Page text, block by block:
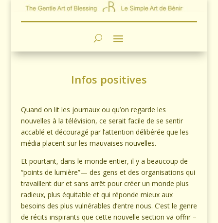
Infos positives
Quand on lit les journaux ou qu’on regarde les
nouvelles à la télévision, ce serait facile de se sentir
accablé et découragé par l’attention délibérée que les
média placent sur les mauvaises nouvelles.
Et pourtant, dans le monde entier, il y a beaucoup de
“points de lumière”— des gens et des organisations qui
travaillent dur et sans arrêt pour créer un monde plus
radieux, plus équitable et qui réponde mieux aux
besoins des plus vulnérables d’entre nous. C’est le genre
de récits inspirants que cette nouvelle section va offrir –